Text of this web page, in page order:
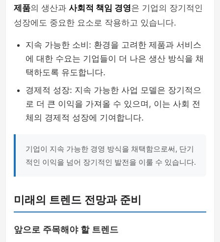
제품의 생산과 사회적 책임 경영은 기업의 장기적인
성장에도 중요한 요소로 작용하고 있습니다.
지속 가능한 소비: 환경을 고려한 제품과 서비스
에 대한 수요는 기업들이 더 나은 생산 방식을 채
택하도록 유도합니다.
경제적 성장: 지속 가능한 사업 모델은 장기적으
로 더 큰 이익을 가져올 수 있으며, 이는 사회 전
체의 경제적 성장에 기여합니다.
기업이 지속 가능한 경영 방식을 채택함으로써, 단기
적인 이익을 넘어 장기적인 발전을 이룰 수 있습니다.
미래의 트렌드 전망과 준비
앞으로 주목해야 할 트렌드